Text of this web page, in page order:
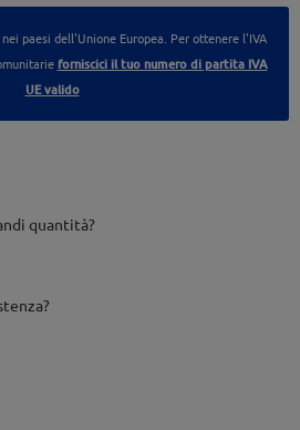
paesi dell'Unione Europea. Per ottenere l'IVA
forniscici il tuo numero di partita IVA
UE valido
quantità?